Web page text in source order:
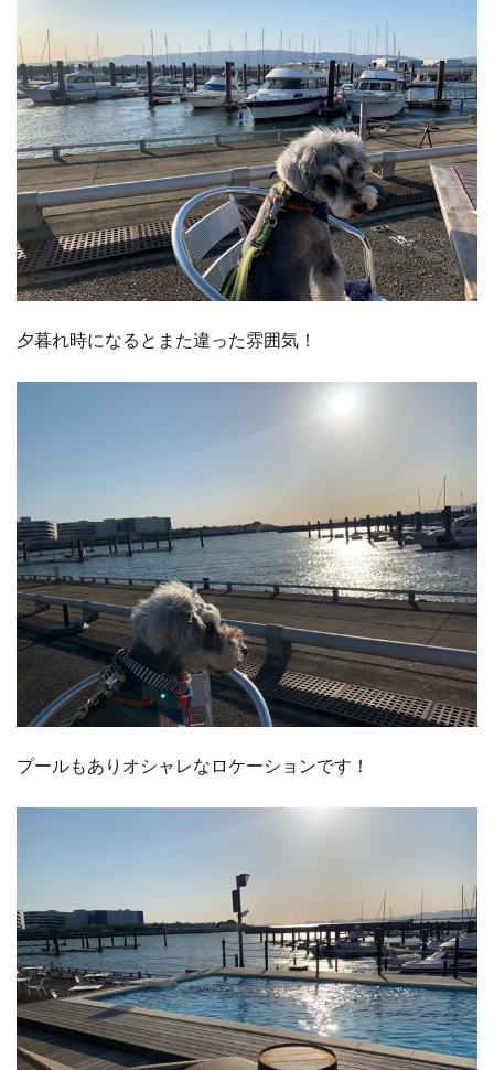
夕暮れ時になるとまた違った雰囲気！
プールもありオシャレなロケーションです！